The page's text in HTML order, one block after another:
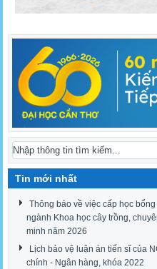
Tin mới nhất
Thông báo về việc cấp học
ngành Khoa học cây trồng,
minh năm 2026
Lịch bảo vệ luận án tiến sĩ của
chính - Ngân hàng, khóa 2022